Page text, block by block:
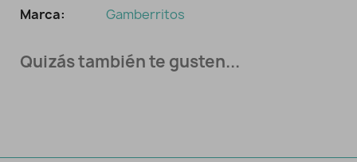
Marca:
Gamberritos
Quizás también te gusten...